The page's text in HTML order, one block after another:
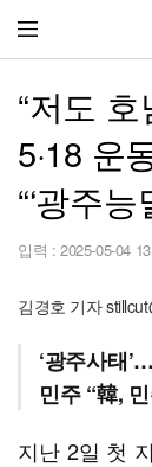
“저도
5·18 운
“‘광주
입력 : 2025-05-04
김경호 기자
‘광주사태
민주 “韓,
지난 2일 첫